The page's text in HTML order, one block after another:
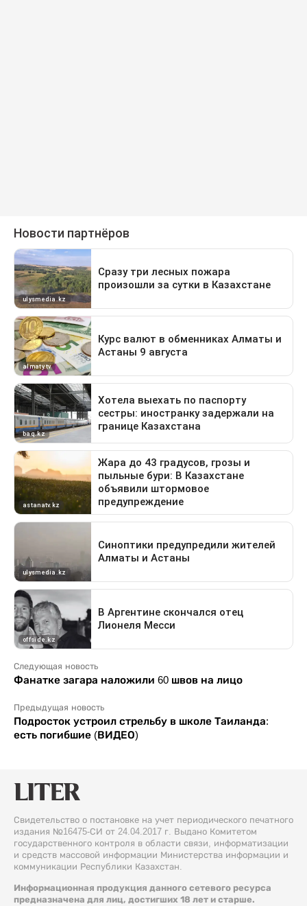
Следующая новость
Фанатке загара наложили 60 швов на лицо
Предыдущая новость
Подросток устроил стрельбу в школе Таиланда:
есть погибшие (ВИДЕО)
Свидетельство о постановке на учет периодического печатного
издания №16475-СИ от 24.04.2017 г. Выдано Комитетом
государственного контроля в области связи, информатизации
и средств массовой информации Министерства информации и
коммуникации Республики Казахстан.
Информационная продукция данного сетевого ресурса
предназначена для лиц, достигших 18 лет и старше.